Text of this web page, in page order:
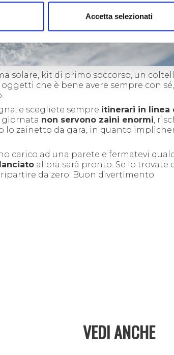
Accetta selezionati
solare, kit di primo soccorso, un
che è bene avere sempre con sé,
e scegliete sempre itinerari in linea
giornata non servono zaini enormi,
zainetto da gara, in quanto
carico ad una parete e fermatevi
allora sarà pronto. Se lo trovate
da zero. Buon divertimento.
VEDI ANCHE